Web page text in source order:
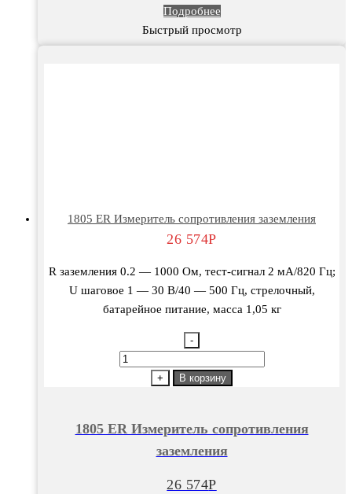
Подробнее
Быстрый просмотр
1805 ER Измеритель сопротивления заземления
26 574Р
R заземления 0.2 — 1000 Ом, тест-сигнал 2 мА/820 Гц;
U шаговое 1 — 30 В/40 — 500 Гц, стрелочный,
батарейное питание, масса 1,05 кг
-
Количество
Измеритель
сопротивления
+ В корзину
1805 ER Измеритель сопротивления
заземления
26 574Р